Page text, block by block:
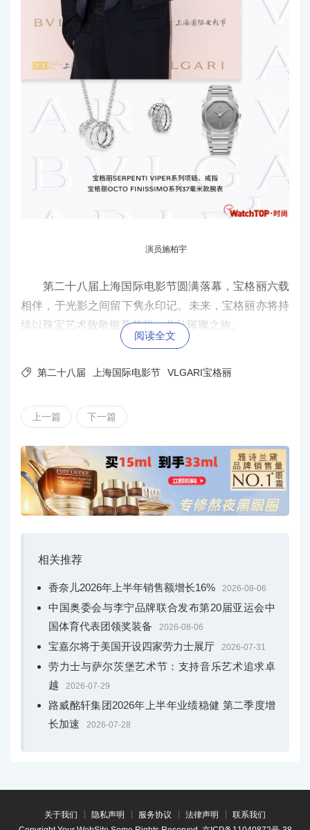
演员施柏宇
第二十八届上海国 际电影节圆满落幕，宝格丽六载
相伴，于光影之间留下隽永印记。未来，宝格丽亦将持
续以珠宝艺术致敬银幕梦想，共赴璀璨之旅。
阅读全文
 第二十八届 上海国际电影节 VLGARI宝格丽
上一篇 下一篇
相关推荐
香奈儿2026年上半年销售额增长16% 2026-08-06
中国奥委会与李宁品牌联合发布第20届亚运会中
国体育代表团领奖装备
2026-08-06
宝嘉尔将于美国开设四家劳力士展厅 2026-07-31
劳力士与萨尔茨堡艺术节：支持音乐艺术追求卓
越
2026-07-29
路威酩轩集团2026年上半年业绩稳健 第二季度增
长加速
2026-07-28
关于我们 隐私声明 服务协议 法律声明
联系我们